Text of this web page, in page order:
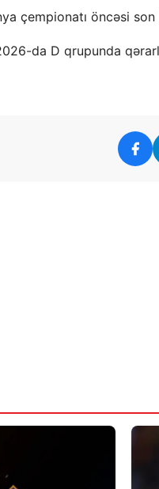
çempionatı öncəsi son
da D qrupunda